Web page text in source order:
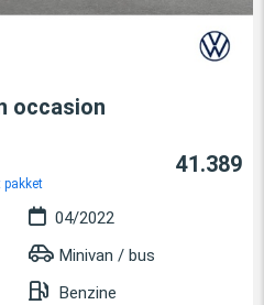
occasion
pakket
41.389
04/2022
Minivan / bus
Benzine